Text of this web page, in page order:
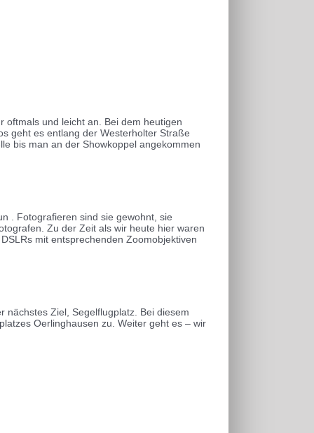
oftmals und leicht an. Bei dem heutigen
geht es entlang der Westerholter Straße
bis man an der Showkoppel angekommen
. Fotografieren sind sie gewohnt, sie
Zu der Zeit als wir heute hier waren
mit entsprechenden Zoomobjektiven
nächstes Ziel, Segelflugplatz. Bei diesem
Oerlinghausen zu. Weiter geht es – wir